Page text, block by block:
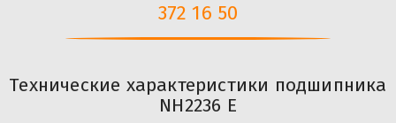
372 16 50
Технические характеристики подшипника
NH2236 E